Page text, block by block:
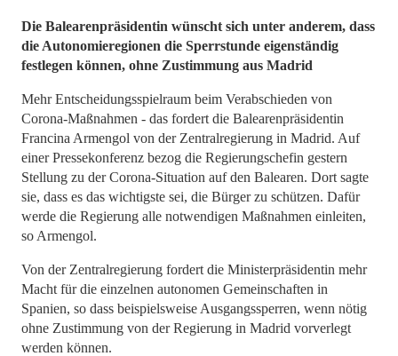
Die Balearenpräsidentin wünscht sich unter anderem, dass
die Autonomieregionen die Sperrstunde eigenständig
festlegen können, ohne Zustimmung aus Madrid
Mehr Entscheidungsspielraum beim Verabschieden von
Corona-Maßnahmen - das fordert die Balearenpräsidentin
Francina Armengol von der Zentralregierung in Madrid. Auf
einer Pressekonferenz bezog die Regierungschefin gestern
Stellung zu der Corona-Situation auf den Balearen. Dort sagte
sie, dass es das wichtigste sei, die Bürger zu schützen. Dafür
werde die Regierung alle notwendigen Maßnahmen einleiten,
so Armengol.
Von der Zentralregierung fordert die Ministerpräsidentin mehr
Macht für die einzelnen autonomen Gemeinschaften in
Spanien, so dass beispielsweise Ausgangssperren, wenn nötig
ohne Zustimmung von der Regierung in Madrid vorverlegt
werden können.